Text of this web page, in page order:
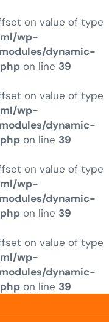
on value of type
wp-
dynamic-
on line 39
on value of type
wp-
dynamic-
on line 39
on value of type
wp-
dynamic-
on line 39
on value of type
wp-
dynamic-
on line 39